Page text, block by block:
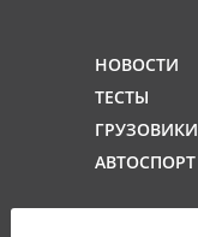
НОВОСТИ
ТЕСТЫ
ГРУЗОВИКИ
АВТОСПОРТ